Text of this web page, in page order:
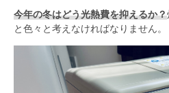
今年の冬はどう光熱費を抑えるか？
と色々と考えなければなりません。